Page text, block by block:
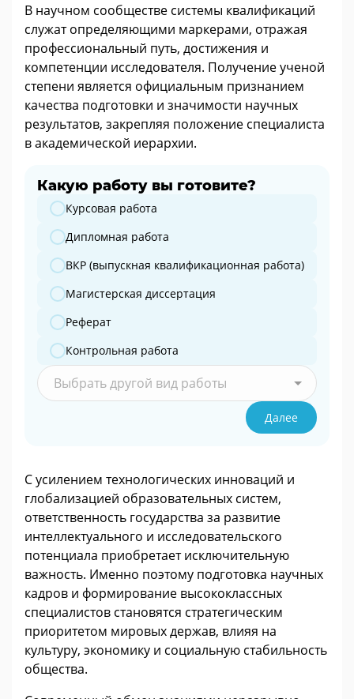
В научном сообществе системы квалификаций
служат определяющими маркерами, отражая
профессиональный путь, достижения и
компетенции исследователя. Получение ученой
степени является официальным признанием
качества подготовки и значимости научных
результатов, закрепляя положение специалиста
в академической иерархии.
Какую работу вы готовите?
Какую работу вы готовите?
Курсовая работа
Дипломная работа
ВКР (выпускная квалификационная работа)
Магистерская диссертация
Реферат
Контрольная работа
Выбрать другой вид работы
Далее
С усилением технологических инноваций и
глобализацией образовательных систем,
ответственность государства за развитие
интеллектуального и исследовательского
потенциала приобретает исключительную
важность. Именно поэтому подготовка научных
кадров и формирование высококлассных
специалистов становятся стратегическим
приоритетом мировых держав, влияя на
культуру, экономику и социальную стабильность
общества.